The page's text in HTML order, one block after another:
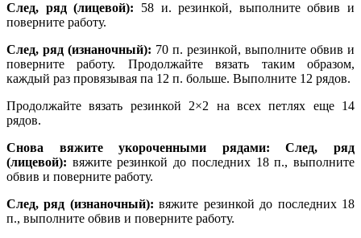
След, ряд (лицевой): 58 и. резинкой, выполните обвив и
поверните работу.
След, ряд (изнаночный): 70 п. резинкой, выполните обвив и
поверните работу. Продолжайте вязать таким образом,
каждый раз провязывая па 12 п. больше. Выполните 12 рядов.
Продолжайте вязать резинкой 2×2 на всех петлях еще 14
рядов.
Снова вяжите укороченными рядами: След, ряд
(лицевой): вяжите резинкой до последних 18 п., выполните
обвив и поверните работу.
След, ряд (изнаночный): вяжите резинкой до последних 18
п., выполните обвив и поверните работу.